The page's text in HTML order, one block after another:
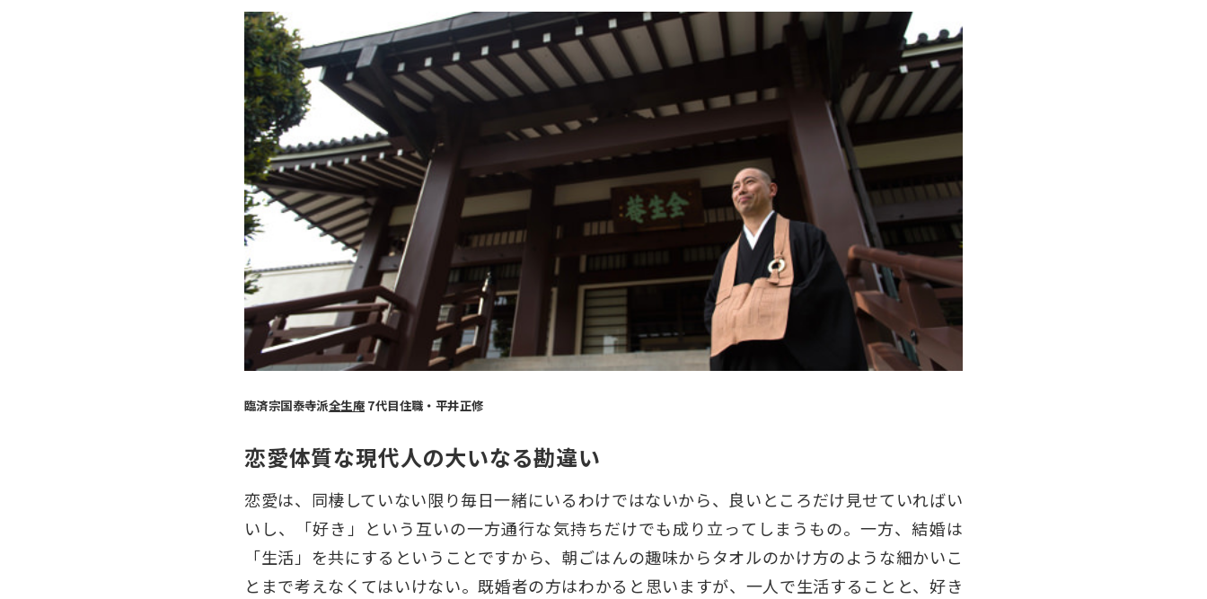
臨済宗国泰寺派全生庵 7代目住職・平井正修
恋愛体質な現代人の大いなる勘違い
恋愛は、同棲していない限り毎日一緒にいるわけではないから、良いところだけ見せていればい
いし、「好き」という互いの一方通行な気持ちだけでも成り立ってしまうもの。一方、結婚は
「生活」を共にするということですから、朝ごはんの趣味からタオルのかけ方のような細かいこ
とまで考えなくてはいけない。既婚者の方はわかると思いますが、一人で生活することと、好き